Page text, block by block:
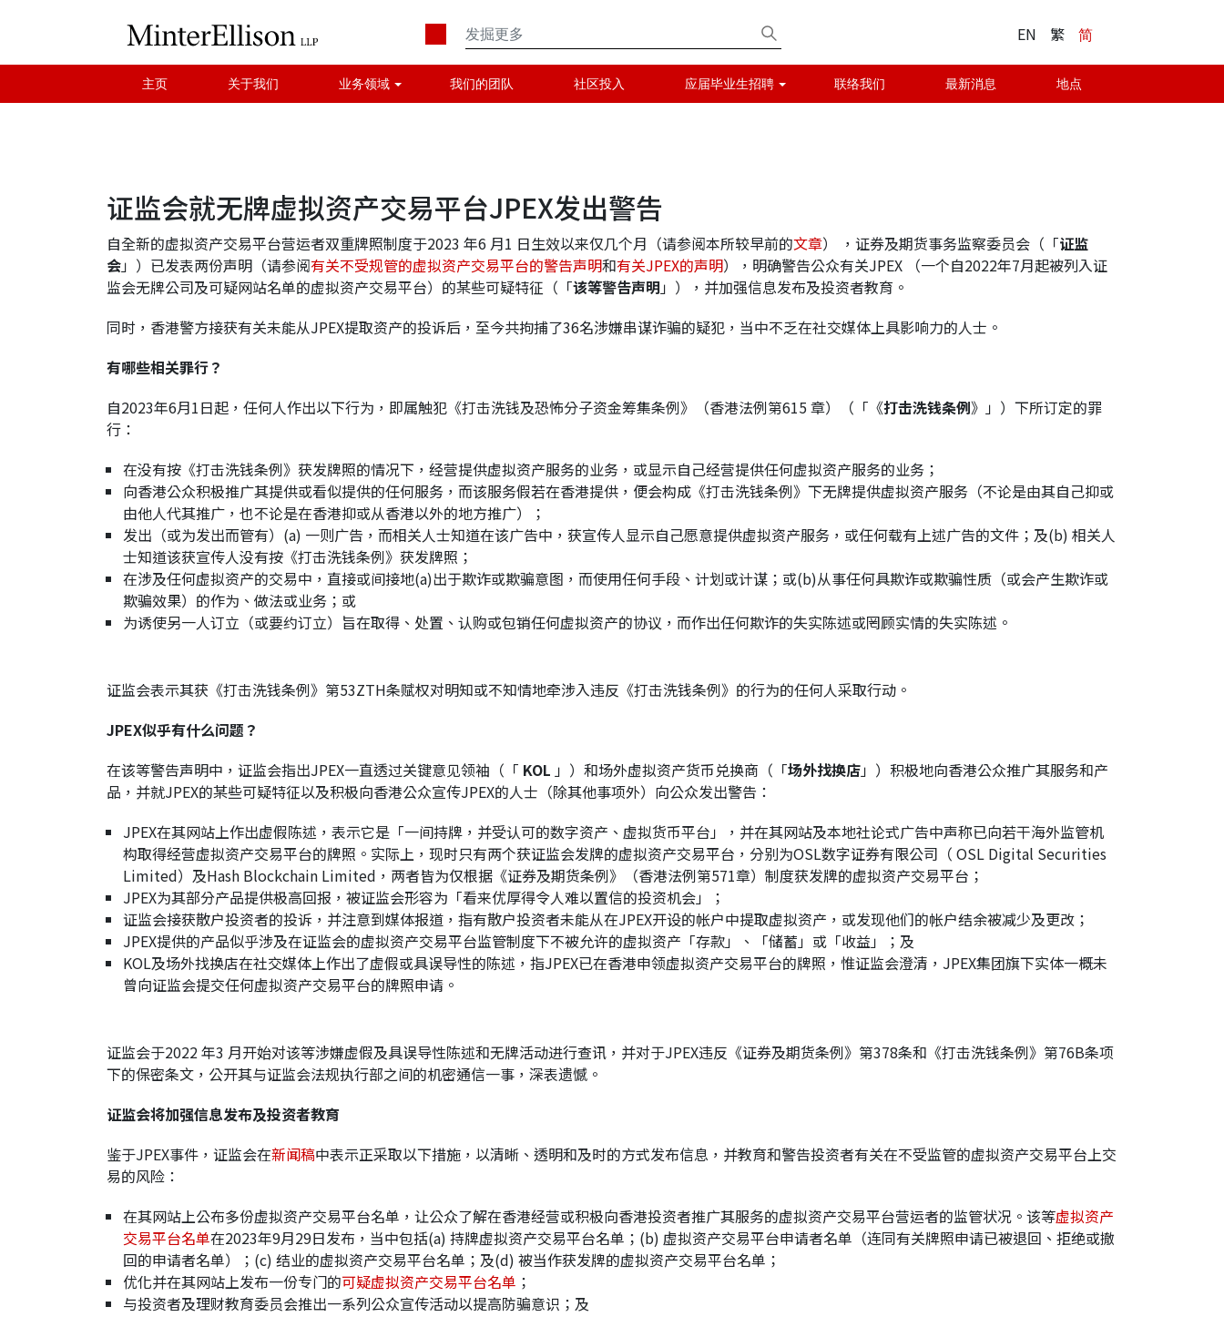
EN 繁 简
主页 关于我们 业务领域 我们的团队 社区投入 应届毕业生招聘 联络我们 最新消息 地点
证监会就无牌虚拟资产交易平台JPEX发出警告
自全新的虚拟资产交易平台营运者双重牌照制度于2023 年6 月1 日生效以来仅几个月（请参阅本所较早前的文章） ，证券及期货事务监察委员会（「证监
会」）已发表两份声明（请参阅有关不受规管的虚拟资产交易平台的警告声明和有关JPEX的声明），明确警告公众有关JPEX （一个自2022年7月起被列入证
监会无牌公司及可疑网站名单的虚拟资产交易平台）的某些可疑特征（「该等警告声明」），并加强信息发布及投资者教育。
同时，香港警方接获有关未能从JPEX提取资产的投诉后，至今共拘捕了36名涉嫌串谋诈骗的疑犯，当中不乏在社交媒体上具影响力的人士。
有哪些相关罪行？
自2023年6月1日起，任何人作出以下行为，即属触犯《打击洗钱及恐怖分子资金筹集条例》（香港法例第615 章）（「《打击洗钱条例》」）下所订定的罪
行：
在没有按《打击洗钱条例》获发牌照的情况下，经营提供虚拟资产服务的业务，或显示自己经营提供任何虚拟资产服务的业务；
向香港公众积极推广其提供或看似提供的任何服务，而该服务假若在香港提供，便会构成《打击洗钱条例》下无牌提供虚拟资产服务（不论是由其自己抑或
由他人代其推广，也不论是在香港抑或从香港以外的地方推广）；
发出（或为发出而管有）(a) 一则广告，而相关人士知道在该广告中，获宣传人显示自己愿意提供虚拟资产服务，或任何载有上述广告的文件；及(b) 相关人
士知道该获宣传人没有按《打击洗钱条例》获发牌照；
在涉及任何虚拟资产的交易中，直接或间接地(a)出于欺诈或欺骗意图，而使用任何手段、计划或计谋；或(b)从事任何具欺诈或欺骗性质（或会产生欺诈或
欺骗效果）的作为、做法或业务；或
为诱使另一人订立（或要约订立）旨在取得、处置、认购或包销任何虚拟资产的协议，而作出任何欺诈的失实陈述或罔顾实情的失实陈述。
证监会表示其获《打击洗钱条例》第53ZTH条赋权对明知或不知情地牵涉入违反《打击洗钱条例》的行为的任何人采取行动。
JPEX似乎有什么问题？
在该等警告声明中，证监会指出JPEX一直透过关键意见领袖（「 KOL 」）和场外虚拟资产货币兑换商（「场外找换店」）积极地向香港公众推广其服务和产
品，并就JPEX的某些可疑特征以及积极向香港公众宣传JPEX的人士（除其他事项外）向公众发出警告：
JPEX在其网站上作出虚假陈述，表示它是「一间持牌，并受认可的数字资产、虚拟货币平台」，并在其网站及本地社论式广告中声称已向若干海外监管机
构取得经营虚拟资产交易平台的牌照。实际上，现时只有两个获证监会发牌的虚拟资产交易平台，分别为OSL数字证券有限公司（ OSL Digital Securities
Limited）及Hash Blockchain Limited，两者皆为仅根据《证券及期货条例》（香港法例第571章）制度获发牌的虚拟资产交易平台；
JPEX为其部分产品提供极高回报，被证监会形容为「看来优厚得令人难以置信的投资机会」；
证监会接获散户投资者的投诉，并注意到媒体报道，指有散户投资者未能从在JPEX开设的帐户中提取虚拟资产，或发现他们的帐户结余被减少及更改；
JPEX提供的产品似乎涉及在证监会的虚拟资产交易平台监管制度下不被允许的虚拟资产「存款」、「储蓄」或「收益」；及
KOL及场外找换店在社交媒体上作出了虚假或具误导性的陈述，指JPEX已在香港申领虚拟资产交易平台的牌照，惟证监会澄清，JPEX集团旗下实体一概未
曾向证监会提交任何虚拟资产交易平台的牌照申请。
证监会于2022 年3 月开始对该等涉嫌虚假及具误导性陈述和无牌活动进行查讯，并对于JPEX违反《证券及期货条例》第378条和《打击洗钱条例》第76B条项
下的保密条文，公开其与证监会法规执行部之间的机密通信一事，深表遗憾。
证监会将加强信息发布及投资者教育
鉴于JPEX事件，证监会在新闻稿中表示正采取以下措施，以清晰、透明和及时的方式发布信息，并教育和警告投资者有关在不受监管的虚拟资产交易平台上交
易的风险：
在其网站上公布多份虚拟资产交易平台名单，让公众了解在香港经营或积极向香港投资者推广其服务的虚拟资产交易平台营运者的监管状况。该等虚拟资产
交易平台名单在2023年9月29日发布，当中包括(a) 持牌虚拟资产交易平台名单；(b) 虚拟资产交易平台申请者名单（连同有关牌照申请已被退回、拒绝或撤
回的申请者名单）；(c) 结业的虚拟资产交易平台名单；及(d) 被当作获发牌的虚拟资产交易平台名单；
优化并在其网站上发布一份专门的可疑虚拟资产交易平台名单 ；
与投资者及理财教育委员会推出一系列公众宣传活动以提高防骗意识；及